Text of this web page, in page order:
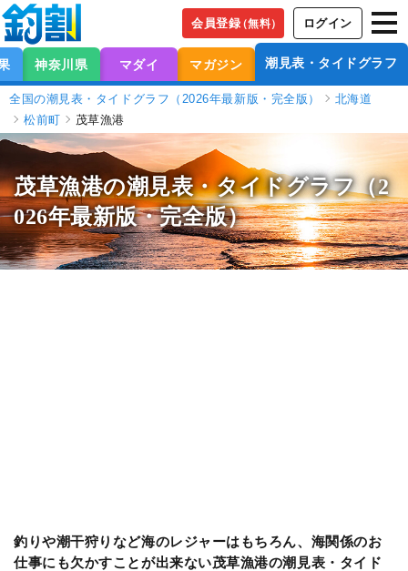
会員登録（無料） ログイン
神奈川県 マダイ マガジン 潮見表・タイドグラフ
全国の潮見表・タイドグラフ（2026年最新版・完全版）
北海道
松前町
茂草漁港
茂草漁港の潮見表・タイドグラフ（2
026年最新版・完全版）
釣りや潮干狩りなど海のレジャーはもちろん、海関係のお
仕事にも欠かすことが出来ない茂草漁港の潮見表・タイド